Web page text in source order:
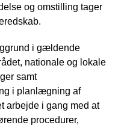
og omstilling tager
i gældende
nationale og lokale
samt
i planlægning af
arbejde i gang med at
procedurer,